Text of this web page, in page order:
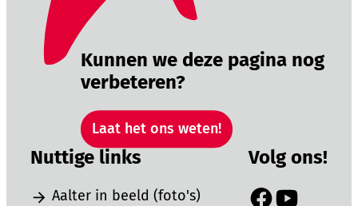
Kunnen we deze pagina nog
verbeteren?
Laat het ons weten!
Nuttige links
Aalter in beeld (foto's)
Volg ons!